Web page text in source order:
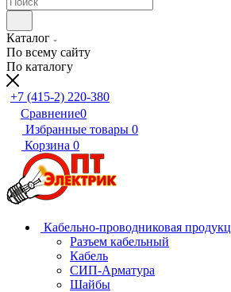
Каталог
По всему сайту
По каталогу
+7 (415-2) 220-380
Сравнение0
Избранные товары 0
Корзина 0
Кабельно-проводниковая
Разъем кабельный
Кабель
СИП-Арматура
Шайбы